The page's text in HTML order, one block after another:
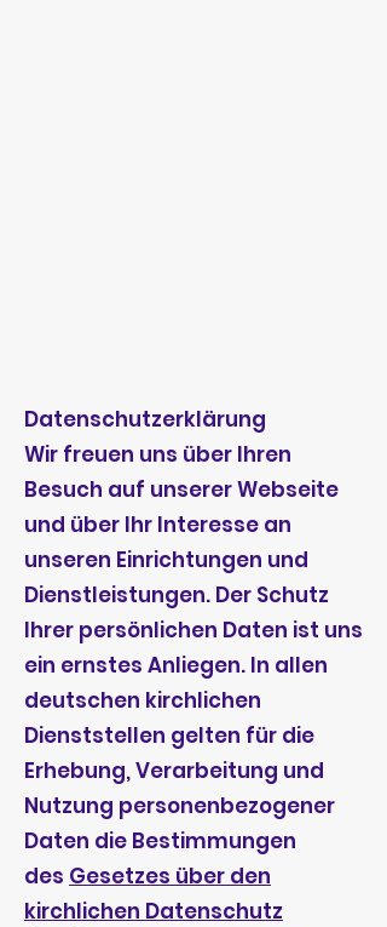
Datenschutzerklärung
Wir freuen uns über Ihren
Besuch auf unserer Webseite
und über Ihr Interesse an
unseren Einrichtungen und
Dienstleistungen. Der Schutz
Ihrer persönlichen Daten ist uns
ein ernstes Anliegen. In allen
deutschen kirchlichen
Dienststellen gelten für die
Erhebung, Verarbeitung und
Nutzung personenbezogener
Daten die Bestimmungen
des Gesetzes über den
kirchlichen Datenschutz